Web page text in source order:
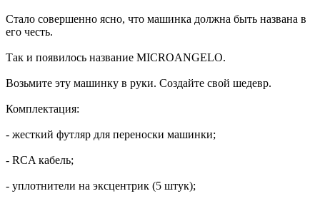
Стало совершенно ясно, что машинка должна быть названа в
его честь.
Так и появилось название MICROANGELO.
Возьмите эту машинку в руки. Создайте свой шедевр.
Комплектация:
- жесткий футляр для переноски машинки;
- RCA кабель;
- уплотнители на эксцентрик (5 штук);